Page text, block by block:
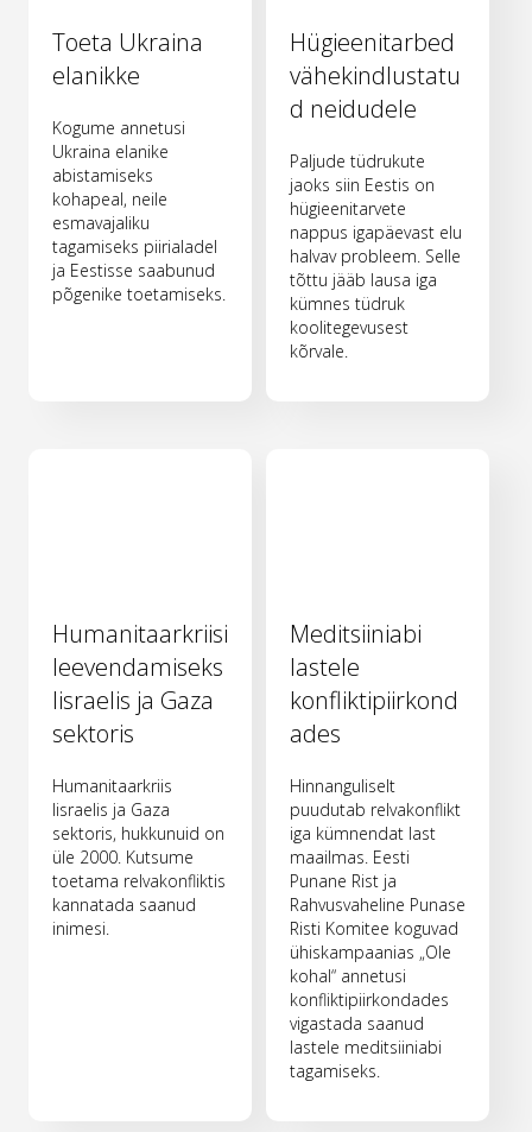
Toeta Ukraina
elanikke
Kogume annetusi
Ukraina elanike
abistamiseks
kohapeal, neile
esmavajaliku
tagamiseks piirialadel
ja Eestisse saabunud
põgenike toetamiseks.
Hügieenitarbed
vähekindlustatu
d neidudele
Paljude tüdrukute
jaoks siin Eestis on
hügieenitarvete
nappus igapäevast elu
halvav probleem. Selle
tõttu jääb lausa iga
kümnes tüdruk
koolitegevusest
kõrvale.
Humanitaarkriisi
leevendamiseks
Iisraelis ja Gaza
sektoris
Humanitaarkriis
Iisraelis ja Gaza
sektoris, hukkunuid on
üle 2000. Kutsume
toetama relvakonfliktis
kannatada saanud
inimesi.
Meditsiiniabi
lastele
konfliktipiirkond
ades
Hinnanguliselt
puudutab relvakonflikt
iga kümnendat last
maailmas. Eesti
Punane Rist ja
Rahvusvaheline Punase
Risti Komitee koguvad
ühiskampaanias „Ole
kohal“ annetusi
konfliktipiirkondades
vigastada saanud
lastele meditsiiniabi
tagamiseks.